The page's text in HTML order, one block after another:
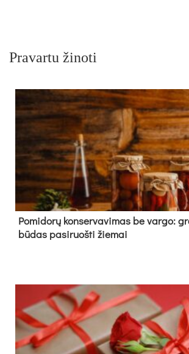
Pravartu žinoti
Pomidorų konservavimas be vargo:
būdas pasiruošti žiemai